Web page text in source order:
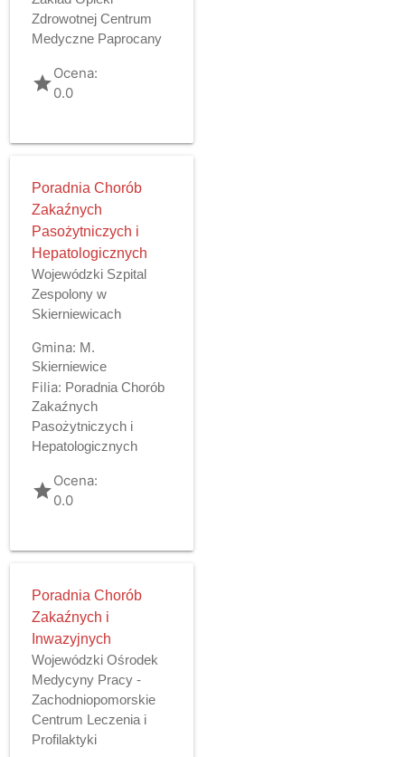
Zdrowotnej Centrum
Medyczne Paprocany
gradeOcena:
0.0
Poradnia Chorób
Zakaźnych
Pasożytniczych i
Hepatologicznych
Wojewódzki Szpital
Zespolony w
Skierniewicach
Gmina: M.
Skierniewice
Filia: Poradnia Chorób
Zakaźnych
Pasożytniczych i
Hepatologicznych
gradeOcena:
0.0
Poradnia Chorób
Zakaźnych i
Inwazyjnych
Wojewódzki Ośrodek
Medycyny Pracy -
Zachodniopomorskie
Centrum Leczenia i
Profilaktyki